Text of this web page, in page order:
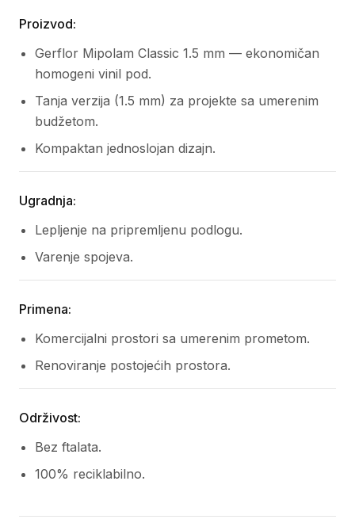
Proizvod:
Gerflor Mipolam Classic 1.5 mm — ekonomičan
homogeni vinil pod.
Tanja verzija (1.5 mm) za projekte sa umerenim
budžetom.
Kompaktan jednoslojan dizajn.
Ugradnja:
Lepljenje na pripremljenu podlogu.
Varenje spojeva.
Primena:
Komercijalni prostori sa umerenim prometom.
Renoviranje postojećih prostora.
Održivost:
Bez ftalata.
100% reciklabilno.